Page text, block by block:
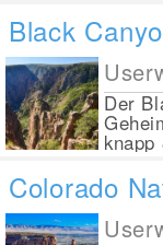
Black
Der
knapp
Colorado